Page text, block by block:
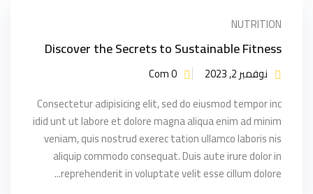
NUTRITION
Discover the Secrets to Sustainable Fitness
نوفمبر 2, 2023
Com 0
Consectetur adipisicing elit, sed do eiusmod tempor inc
idid unt ut labore et dolore magna aliqua enim ad minim
veniam, quis nostrud exerec tation ullamco laboris nis
aliquip commodo consequat. Duis aute irure dolor in
reprehenderit in voluptate velit esse cillum dolore...